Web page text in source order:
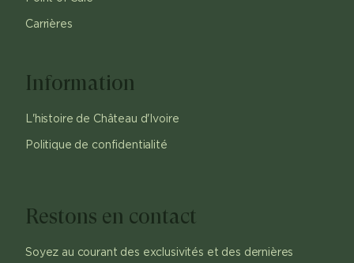
Carrières
Information
L'histoire de Château d'Ivoire
Politique de confidentialité
Restons en contact
Soyez au courant des exclusivités et des dernières